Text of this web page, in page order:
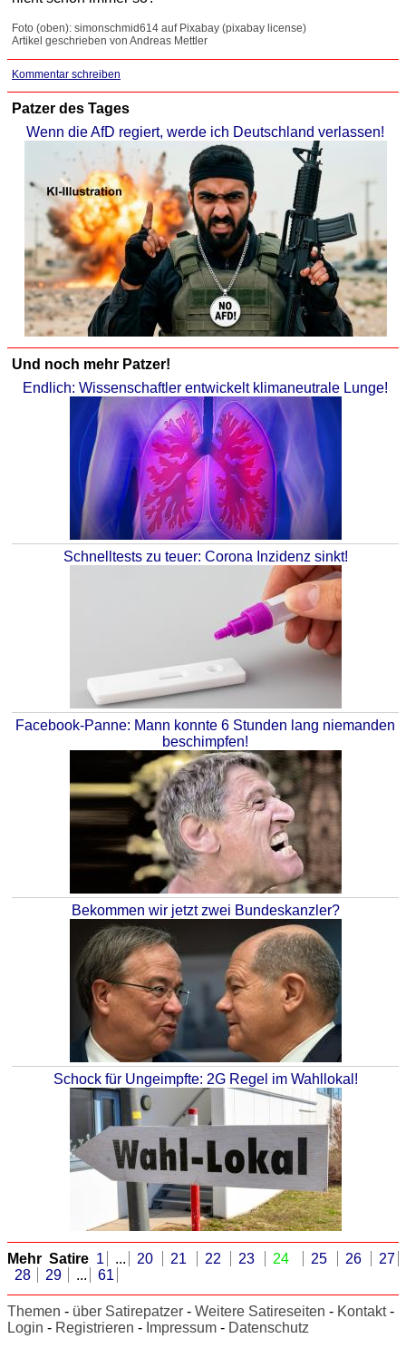
Foto (oben): simonschmid614 auf Pixabay (pixabay license)
Artikel geschrieben von Andreas Mettler
Kommentar schreiben
Patzer des Tages
Wenn die AfD regiert, werde ich Deutschland verlassen!
Und noch mehr Patzer!
Endlich: Wissenschaftler entwickelt klimaneutrale Lunge!
Schnelltests zu teuer: Corona Inzidenz sinkt!
Facebook-Panne: Mann konnte 6 Stunden lang niemanden
beschimpfen!
Bekommen wir jetzt zwei Bundeskanzler?
Schock für Ungeimpfte: 2G Regel im Wahllokal!
Mehr Satire 1 ... 20 21 22 23 24 25 26
27
28
29 ... 61
Themen - über Satirepatzer - Weitere Satireseiten - Kontakt-
Login - Registrieren - Impressum - Datenschutz